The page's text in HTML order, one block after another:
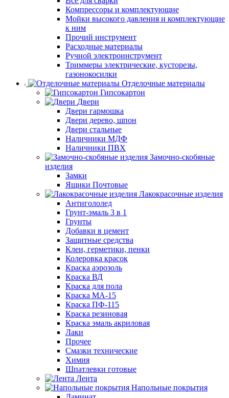
Компрессоры и комплектующие
Мойки высокого давления и комплектующие
к ним
Прочий инструмент
Расходные материалы
Ручной электроинструмент
Триммеры электрические, кусторезы,
газонокосилки
Отделочные материалы
Гипсокартон
Двери
Двери гармошка
Двери дерево, шпон
Двери стальные
Наличники МДФ
Наличники ПВХ
Замочно-скобяные
изделия
Замки
Ящики Почтовые
Лакокрасочные изделия
Антигололед
Грунт-эмаль 3 в 1
Грунты
Добавки в цемент
Защитные средства
Клеи, герметики, пенки
Колеровка красок
Краска аэрозоль
Краска ВД
Краска для пола
Краска МА-15
Краска ПФ-115
Краска резиновая
Краска эмаль акриловая
Лаки
Прочее
Смазки технические
Химия
Шпатлевки готовые
Лента
Напольные покрытия